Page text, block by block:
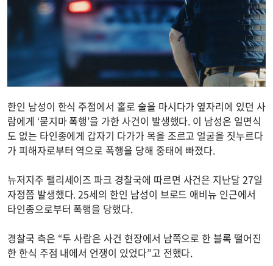
한인 남성이 한식 주점에서 홀로 술을 마시다가 옆자리에 있던 사
람에게 ‘묻지마 폭행’을 가한 사건이 발생했다. 이 남성은 일면식
도 없는 타인종에게 갑자기 다가가 목을 조르고 얼굴을 짓누르다
가 피해자로부터 역으로 폭행을 당해 중태에 빠졌다.
뉴저지주 팰리세이즈 파크 경찰국에 따르면 사건은 지난달 27일
자정쯤 발생했다. 25세의 한인 남성이 브로드 애비뉴 인근에서
타인종으로부터 폭행을 당했다.
경찰국 측은 “두 사람은 사건 현장에서 남쪽으로 한 블록 떨어진
한 한식 주점 내에서 언쟁이 있었다”고 전했다.